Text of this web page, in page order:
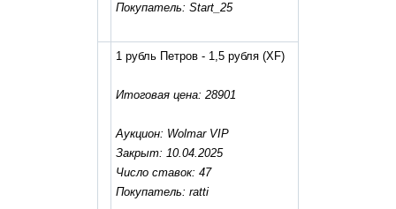
Покупатель: Start_25
1 рубль Петров - 1,5 рубля (XF)
Итоговая цена: 28901
Аукцион: Wolmar VIP
Закрыт: 10.04.2025
Число ставок: 47
Покупатель: ratti